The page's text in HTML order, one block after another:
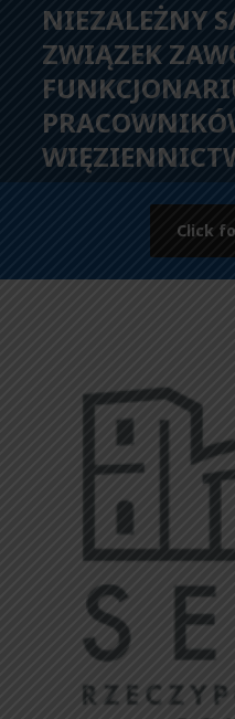
NIEZALEŻNY
ZWIĄZEK
Click